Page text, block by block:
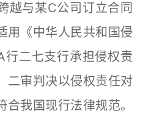
越与某C公司订立合同
用《中华人民共和国侵
行二七支行承担侵权责
二审判决以侵权责任对
我国现行法律规范。